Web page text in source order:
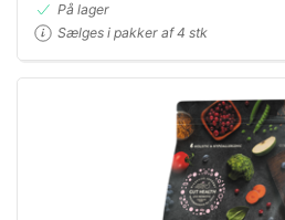
På lager
Sælges i pakker af 4 stk